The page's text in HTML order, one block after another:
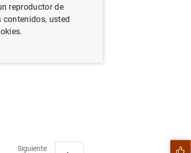
Siguiente
reproductor de
usted